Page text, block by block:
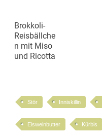
Brokkoli-
Reisbällche
n mit Miso
und Ricotta
Stör Inniskillin
Eisweinbutter Kürbis